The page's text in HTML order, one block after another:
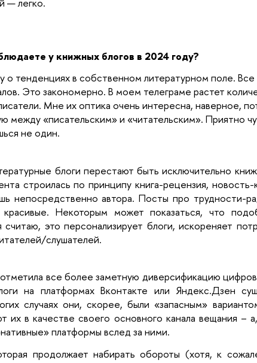
у книжных блогов в 2024 году?
о тенденциях в собственном литературном поле.
Это закономерно. В моем телеграме растет
Мне их оптика очень интересна, наверное,
между «писательским» и «читательским». Приятно
не один.
блоги перестают быть исключительно
строилась по принципу книга-рецензия,
непосредственно автора. Посты про трудности-
красивые. Некоторым может показаться, что
это персонализирует блоги, искореняет
слушателей.
все более заметную диверсификацию
на платформах Вконтакте или Яндекс.Дзен
случаях они, скорее, были «запасным»
их в качестве своего основного канала вещания –
платформы вслед за ними.
продолжает набирать обороты (хотя, к